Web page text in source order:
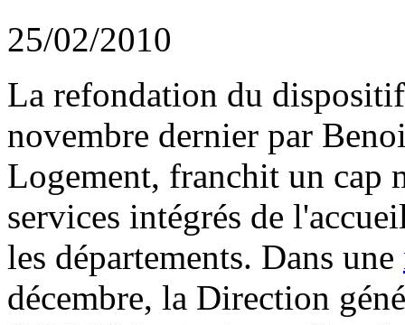
25/02/2010
La refondation du
novembre dernier par
Logement, franchit un cap
services intégrés de
les départements. Dans une
décembre, la Direction